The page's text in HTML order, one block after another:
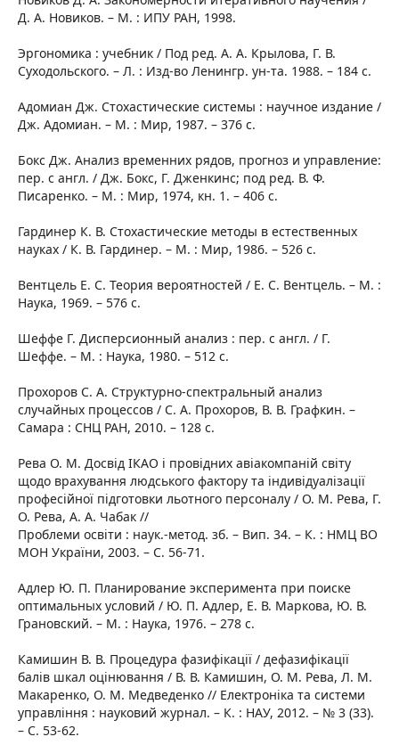
Д. А. Новиков. – М. : ИПУ РАН, 1998.
Эргономика : учебник / Под ред. А. А. Крылова, Г. В.
Суходольского. – Л. : Изд-во Ленингр. ун-та. 1988. – 184 с.
Адомиан Дж. Стохастические системы : научное издание /
Дж. Адомиан. – М. : Мир, 1987. – 376 с.
Бокс Дж. Анализ временних рядов, прогноз и управление:
пер. с англ. / Дж. Бокс, Г. Дженкинс; под ред. В. Ф.
Писаренко. – М. : Мир, 1974, кн. 1. – 406 с.
Гардинер К. В. Стохастические методы в естественных
науках / К. В. Гардинер. – М. : Мир, 1986. – 526 c.
Вентцель Е. С. Теория вероятностей / Е. С. Вентцель. – М. :
Наука, 1969. – 576 с.
Шеффе Г. Дисперсионный анализ : пер. с англ. / Г.
Шеффе. – М. : Наука, 1980. – 512 с.
Прохоров С. А. Структурно-спектральный анализ
случайных процессов / С. А. Прохоров, В. В. Графкин. –
Самара : СНЦ РАН, 2010. – 128 с.
Рева О. М. Досвід IКАО і провідних авіакомпаній світу
щодо врахування людського фактору та індивідуалізації
професійної підготовки льотного персоналу / О. М. Рева, Г.
О. Рева, А. А. Чабак //
Проблеми освіти : наук.-метод. зб. – Вип. 34. – К. : НМЦ ВО
МОН України, 2003. – С. 56-71.
Адлер Ю. П. Планирование эксперимента при поиске
оптимальных условий / Ю. П. Адлер, Е. В. Маркова, Ю. В.
Грановский. – М. : Наука, 1976. – 278 с.
Камишин В. В. Процедура фазифікації / дефазифікації
балів шкал оцінювання / В. В. Камишин, О. М. Рева, Л. М.
Макаренко, О. М. Медведенко // Електроніка та системи
управління : науковий журнал. – К. : НАУ, 2012. – № 3 (33).
– С. 53-62.